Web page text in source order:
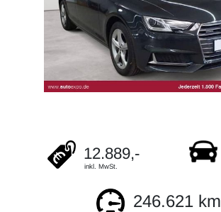
12.889,-
inkl. MwSt.
246.621 km